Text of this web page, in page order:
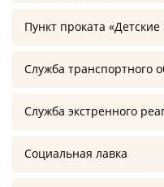
Пункт проката
Служба транспортного
Служба экстренного
Социальная лавка